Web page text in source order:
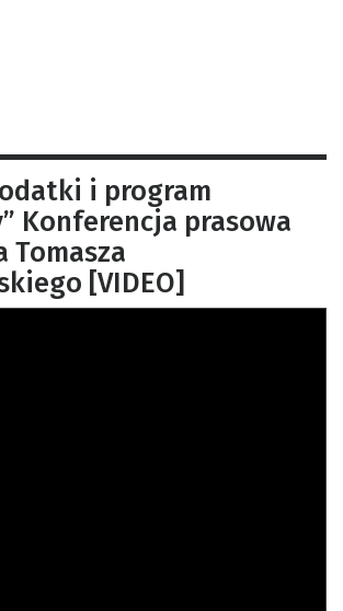
i program
Konferencja prasowa
Tomasza
[VIDEO]